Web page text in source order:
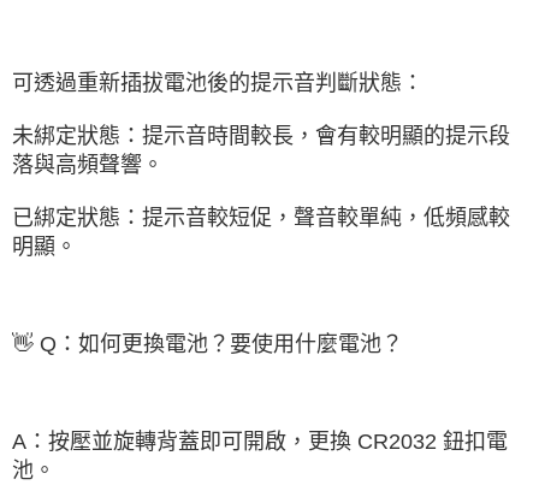
可透過重新插拔電池後的提示音判斷狀態：
未綁定狀態：提示音時間較長，會有較明顯的提示段
落與高頻聲響。
已綁定狀態：提示音較短促，聲音較單純，低頻感較
明顯。
👋 Q：如何更換電池？要使用什麼電池？
A：按壓並旋轉背蓋即可開啟，更換 CR2032 鈕扣電
池。